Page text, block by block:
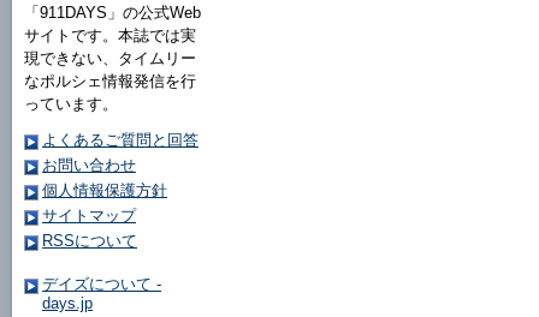
「911DAYS」の公式Web
サイトです。本誌では実
現できない、タイムリー
なポルシェ情報発信を行
っています。
よくあるご質問と回答
お問い合わせ
個人情報保護方針
サイトマップ
RSSについて
デイズについて -
days.jp